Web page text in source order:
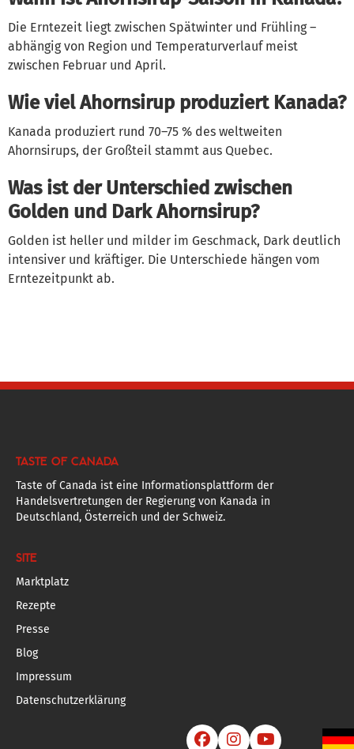
Die Erntezeit liegt zwischen Spätwinter und Frühling –
abhängig von Region und Temperaturverlauf meist
zwischen Februar und April.
Wie viel Ahornsirup produziert Kanada?
Kanada produziert rund 70–75 % des weltweiten
Ahornsirups, der Großteil stammt aus Quebec.
Was ist der Unterschied zwischen
Golden und Dark Ahornsirup?
Golden ist heller und milder im Geschmack, Dark deutlich
intensiver und kräftiger. Die Unterschiede hängen vom
Erntezeitpunkt ab.
TASTE OF CANADA
Taste of Canada ist eine Informationsplattform der
Handelsvertretungen der Regierung von Kanada in
Deutschland, Österreich und der Schweiz.
SITE
Marktplatz
Rezepte
Presse
Blog
Impressum
Datenschutzerklärung
  